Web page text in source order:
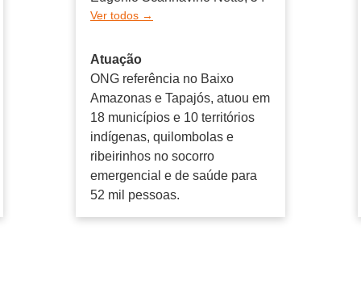
Atuação
ONG referência no Baixo
Amazonas e Tapajós, atuou em
18 municípios e 10 territórios
indígenas, quilombolas e
ribeirinhos no socorro
emergencial e de saúde para
52 mil pessoas.
Ver todos →